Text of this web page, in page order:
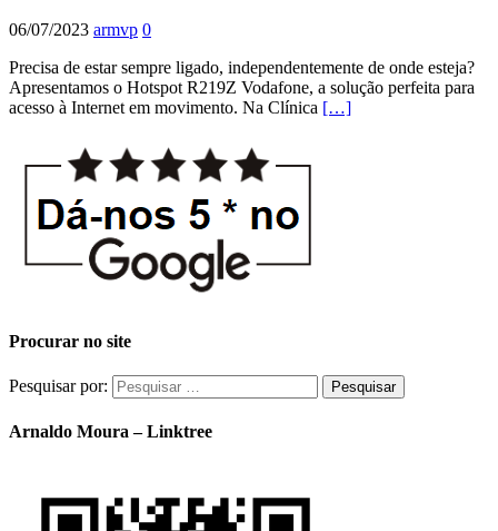
06/07/2023 armvp 0
Precisa de estar sempre ligado, independentemente de onde esteja?
Apresentamos o Hotspot R219Z Vodafone, a solução perfeita para
acesso à Internet em movimento. Na Clínica […]
Procurar no site
Pesquisar por:
Arnaldo Moura – Linktree